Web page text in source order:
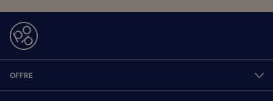
OFFRE